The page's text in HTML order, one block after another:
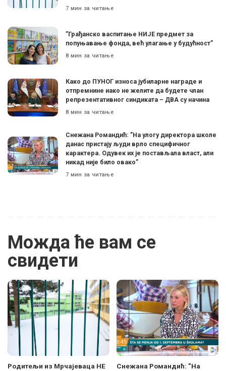
7 мин за читање
”Грађанско васпитање НИЈЕ предмет за
попуњавање фонда, већ улагање у будућност”
8 мин за читање
Како до ПУНОГ износа јубиларне награде и
отпремнине иако не желите да будете члан
репрезентативног синдиката – ДВА су начина
8 мин за читање
Снежана Романдић: ”На улогу директора школе
данас пристају људи врло специфичног
карактера. Одувек их је постављала власт, али
никад није било овако”
7 мин за читање
Можда ће вам се
свидети
Родитељи из Мрчајеваца НЕ
Снежана Романдић: ”На